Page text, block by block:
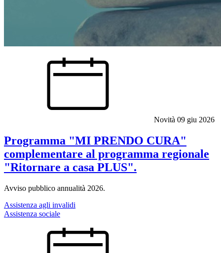
Novità 09 giu 2026
Programma "MI PRENDO CURA"
complementare al programma regionale
"Ritornare a casa PLUS".
Avviso pubblico annualità 2026.
Assistenza agli invalidi
Assistenza sociale